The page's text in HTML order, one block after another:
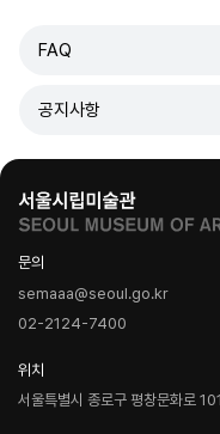
FAQ
공지사항
문의
semaaa@seoul.go.kr
02-2124-7400
위치
서울특별시 종로구 평창문화로 101